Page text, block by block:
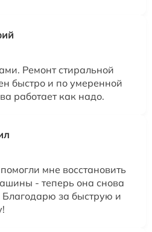
Ремонт стиральной
быстро и по умеренной
работает как надо.
мне восстановить
- теперь она снова
Благодарю за быструю и